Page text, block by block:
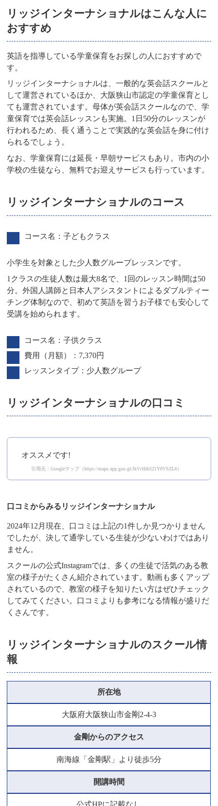
リッジインターナショナルはこんな人に
おすすめ
英語を指導している学童保育をお探しの人におすすめで
す。
リッジインターナショナルは、一般的な英会話スクールと
して運営されているほか、大阪狭山市認定の学童保育とし
ても運営されています。母体が英会話スクールなので、学
童保育では英会話レッスンも実施。1日50分のレッスンが
行われるため、長く通うことで実践的な英会話を身に付け
られるでしょう。
なお、学童保育には延長・早朝サービスもあり。市内の小
学校の生徒なら、無料でお迎えサービスも行っています。
リッジインターナショナルのコース
コース名：子どもクラス
小学生を対象とした少人数グループレッスンです。
1クラスの生徒人数は最大8名で、1回のレッスン時間は50
分。外国人講師と日本人アシスタントによるダブルティー
チング体制なので、初めて英語を習うお子様でも安心して
受講を始められます。
コース名：子供クラス
費用（月額）：7,370円
レッスンタイプ：少人数グループ
リッジインターナショナルの口コミ
オススメです!
引用元：Googleマップ（https://maps.app.goo.gl/JkVcHdr521Y8VSZL6）
口コミからみるリッジインターナショナル
2024年12月現在、口コミは上記の1件しか見つかりません
でしたが、決して通学している生徒が少ないわけではあり
ません。
スクールの公式Instagramでは、多くの生徒で活気のある教
室の様子がたくさん紹介されています。動画も多くアップ
されているので、教室の様子を知りたい方はぜひチェック
してみてください。口コミよりも参考になる情報が盛りだ
くさんです。
リッジインターナショナルのスクール情
報
所在地
大阪府大阪狭山市金剛2-4-3
金剛からのアクセス
南海線「金剛駅」より徒歩5分
開講時間